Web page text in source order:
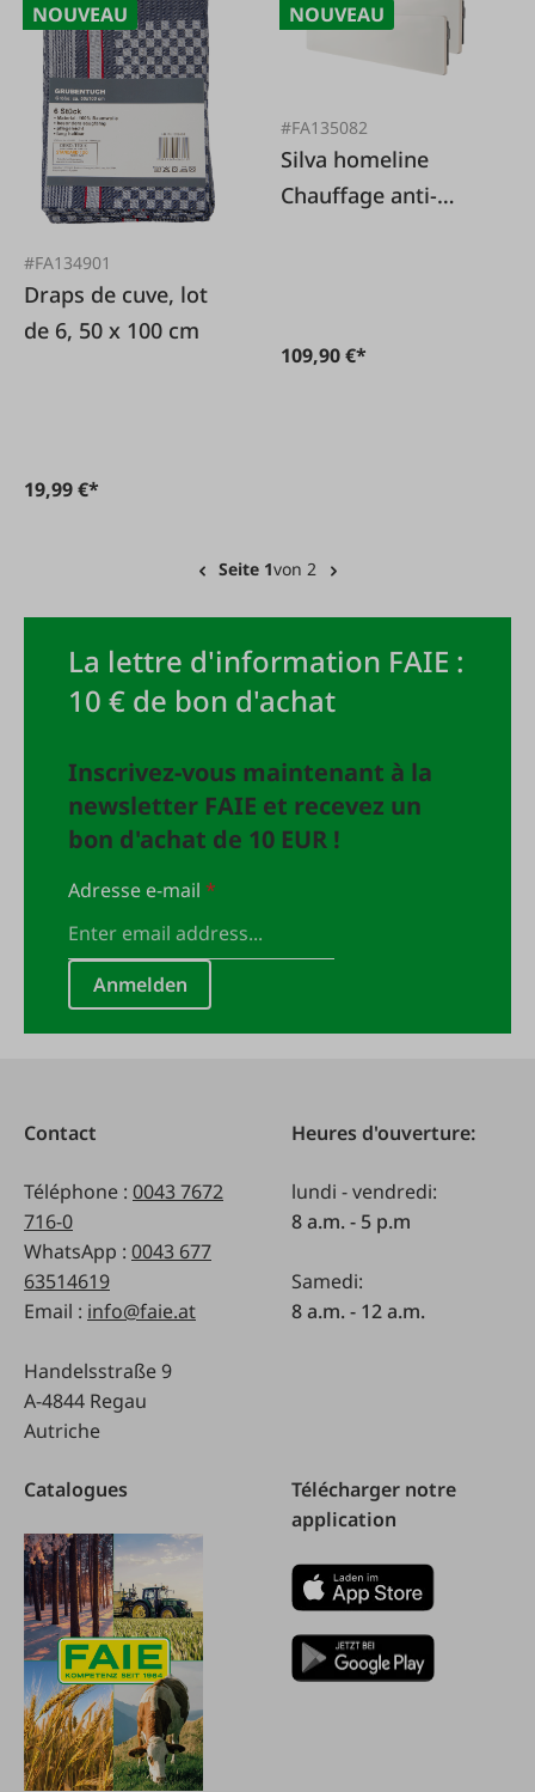
NOUVEAU
#FA134901
Draps de cuve, lot
de 6, 50 x 100 cm
19,99 €*
NOUVEAU
#FA135082
Silva homeline
Chauffage anti-
109,90 €*
Seite 1von 2
La lettre d'information FAIE :
10 € de bon d'achat
Inscrivez-vous maintenant à la
newsletter FAIE et recevez un
bon d'achat de 10 EUR !
Adresse e-mail*
Anmelden
Contact
Téléphone : 0043 7672
716-0
WhatsApp : 0043 677
63514619
Email : info@faie.at
Handelsstraße 9
A-4844 Regau
Autriche
Heures d'ouverture:
lundi - vendredi:
8 a.m. - 5 p.m
Samedi:
8 a.m. - 12 a.m.
Catalogues
Télécharger notre
application